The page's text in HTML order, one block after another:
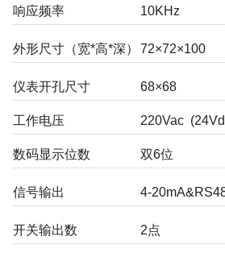
响应频率 10KHz
外形尺寸（宽*高*深） 72×72×100
仪表开孔尺寸 68×68
工作电压 220Vac
数码显示位数 双6位
信号输出 4-
开关输出数 2点